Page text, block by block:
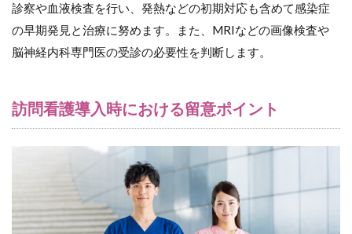
診察や血液検査を行い、発熱などの初期対応も含めて感染症
の早期発見と治療に努めます。また、MRIなどの画像検査や
脳神経内科専門医の受診の必要性を判断します。
訪問看護導入時における留意ポイント